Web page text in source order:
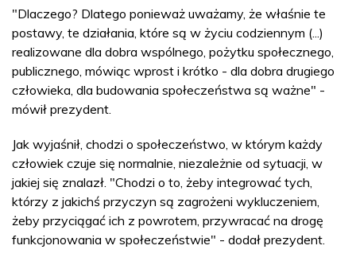
"Dlaczego? Dlatego ponieważ uważamy, że właśnie te
postawy, te działania, które są w życiu codziennym (...)
realizowane dla dobra wspólnego, pożytku społecznego,
publicznego, mówiąc wprost i krótko - dla dobra drugiego
człowieka, dla budowania społeczeństwa są ważne" -
mówił prezydent.
Jak wyjaśnił, chodzi o społeczeństwo, w którym każdy
człowiek czuje się normalnie, niezależnie od sytuacji, w
jakiej się znalazł. "Chodzi o to, żeby integrować tych,
którzy z jakichś przyczyn są zagrożeni wykluczeniem,
żeby przyciągać ich z powrotem, przywracać na drogę
funkcjonowania w społeczeństwie" - dodał prezydent.